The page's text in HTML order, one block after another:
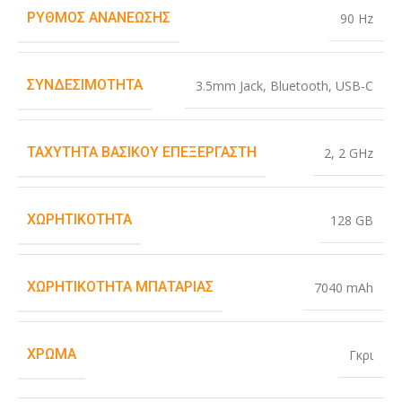
ΡΥΘΜΌΣ ΑΝΑΝΈΩΣΗΣ 90 Hz
ΣΥΝΔΕΣΙΜΌΤΗΤΑ 3.5mm Jack, Bluetooth, USB-C
ΤΑΧΎΤΗΤΑ ΒΑΣΙΚΟΎ ΕΠΕΞΕΡΓΑΣΤΉ 2, 2 GHz
ΧΩΡΗΤΙΚΌΤΗΤΑ 128 GB
ΧΩΡΗΤΙΚΌΤΗΤΑ ΜΠΑΤΑΡΊΑΣ 7040 mAh
ΧΡΏΜΑ Γκρι